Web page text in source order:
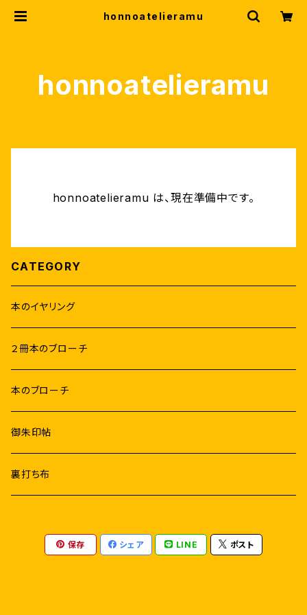
honnoatelieramu
honnoatelieramu
honnoatelieramu は、現在準備中です。
CATEGORY
本のイヤリング
２冊本のブローチ
本のブローチ
御朱印帖
裏打ち布
保存 シェア LINE ポスト